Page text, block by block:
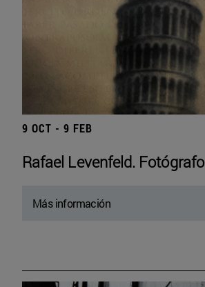
9 OCT - 9 FEB
Rafael Levenfeld. Fotógrafo
Más información